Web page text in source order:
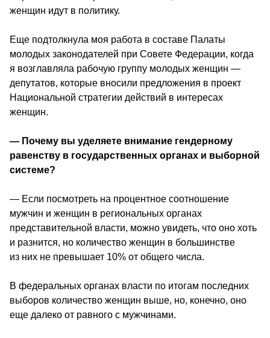
женщин идут в политику.
Еще подтолкнула моя работа в составе Палаты
молодых законодателей при Совете Федерации, когда
я возглавляла рабочую группу молодых женщин ―
депутатов, которые вносили предложения в проект
Национальной стратегии действий в интересах
женщин.
— Почему вы уделяете внимание гендерному
равенству в государственных органах и выборной
системе?
― Если посмотреть на процентное соотношение
мужчин и женщин в региональных органах
представительной власти, можно увидеть, что оно хоть
и разнится, но количество женщин в большинстве
из них не превышает 10% от общего числа.
В федеральных органах власти по итогам последних
выборов количество женщин выше, но, конечно, оно
еще далеко от равного с мужчинами.